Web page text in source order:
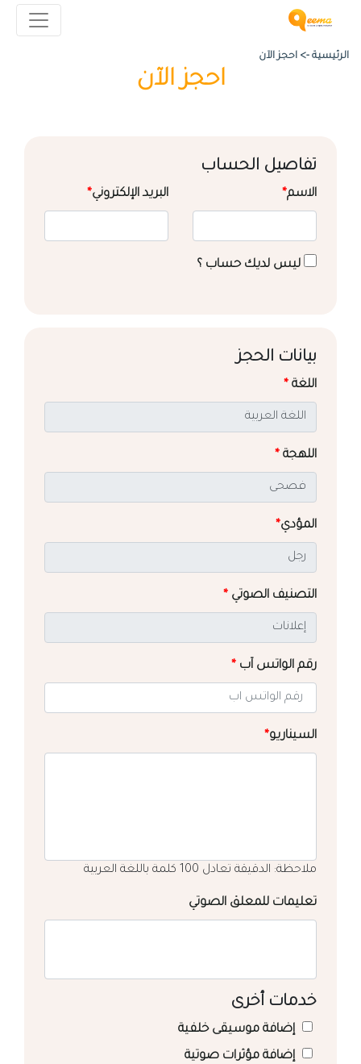
الرئيسية -> احجز الآن
احجز الآن
تفاصيل الحساب
الاسم* البريد الإلكتروني*
ليس لديك حساب ؟
بيانات الحجز
اللغة *
اللهجة *
المؤدي*
التصنيف الصوتي *
رقم الواتس آب *
السيناريو*
ملاحظة: الدقيقة تعادل 100 كلمة باللغة العربية
تعليمات للمعلق الصوتي
خدمات أخرى
إضافة موسيقى خلفية
إضافة مؤثرات صوتية